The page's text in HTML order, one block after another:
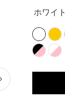
ホワイト